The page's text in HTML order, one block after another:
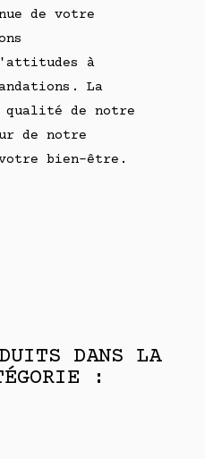
de votre
à
La
qualité de notre
de notre
votre bien-être.
DANS LA
: